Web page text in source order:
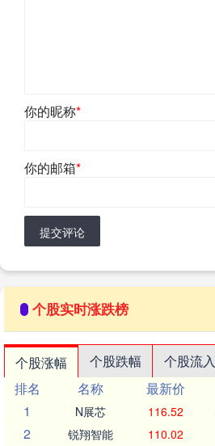
你的昵称*
你的邮箱*
提交评论
个股实时涨跌榜
个股涨幅 个股跌幅 个股流入
排名
名称 最新价
1
N展芯 116.52
2 锐翔智能 110.02